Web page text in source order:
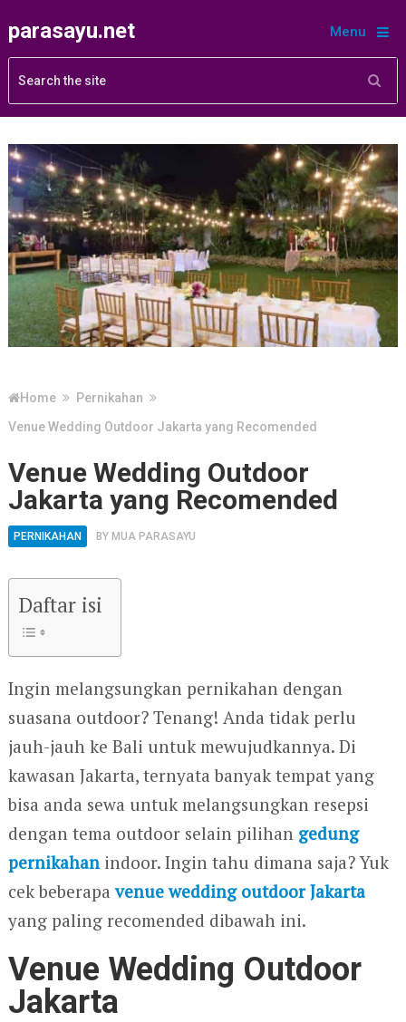
parasayu.net Menu
Home
Pernikahan
Venue Wedding Outdoor Jakarta yang Recomended
Venue Wedding Outdoor
Jakarta yang Recomended
PERNIKAHAN BY MUA PARASAYU
Daftar isi
Ingin melangsungkan pernikahan dengan
suasana outdoor? Tenang! Anda tidak perlu
jauh-jauh ke Bali untuk mewujudkannya. Di
kawasan Jakarta, ternyata banyak tempat yang
bisa anda sewa untuk melangsungkan resepsi
dengan tema outdoor selain pilihan gedung
pernikahanindoor. Ingin tahu dimana saja? Yuk
cek beberapavenue wedding outdoor Jakarta
yang paling recomended dibawah ini.
Venue Wedding Outdoor
Jakarta